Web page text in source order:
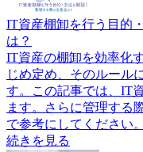
IT資産棚卸を行う目的
は？
IT資産の棚卸を効率化
じめ定め、そのルール
す。この記事では、IT
ます。さらに管理する
で参考にしてください。
続きを見る